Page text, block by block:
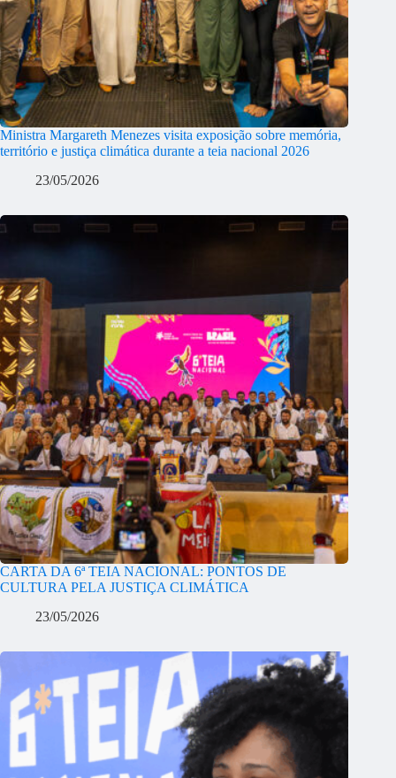
Ministra Margareth Menezes visita exposição sobre memória,
território e justiça climática durante a teia nacional 2026
23/05/2026
CARTA DA 6ª TEIA NACIONAL: PONTOS DE
CULTURA PELA JUSTIÇA CLIMÁTICA
23/05/2026